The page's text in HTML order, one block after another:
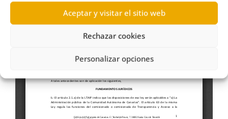
Aceptar y visitar el sitio web
Rechazar cookies
Personalizar opciones